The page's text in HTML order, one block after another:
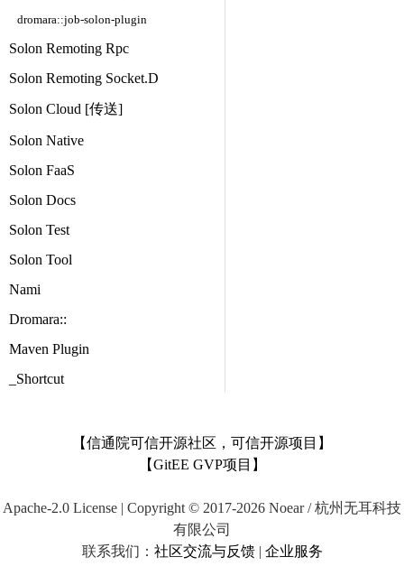
dromara::job-solon-plugin
Solon Remoting Rpc
Solon Remoting Socket.D
Solon Cloud [传送]
Solon Native
Solon FaaS
Solon Docs
Solon Test
Solon Tool
Nami
Dromara::
Maven Plugin
_Shortcut
【信通院可信开源社区，可信开源项目】
【GitEE GVP项目】
Apache-2.0 License | Copyright © 2017-2026 Noear / 杭州无耳科技
有限公司
联系我们： 社区交流与反馈| 企业服务